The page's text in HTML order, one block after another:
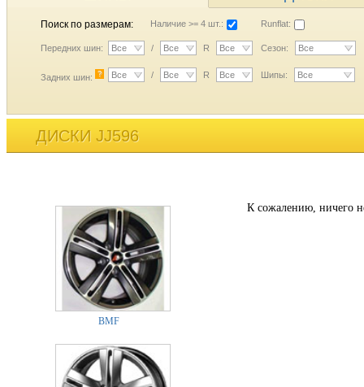
Поиск по размерам: Наличие >= 4 шт.: Runflat:
Передних шин: Все / Все R Все Сезон: Все
Задних шин: ? Все / Все R Все Шипы: Все
ДИСКИ JJ596
BMF
К сожалению, ничего